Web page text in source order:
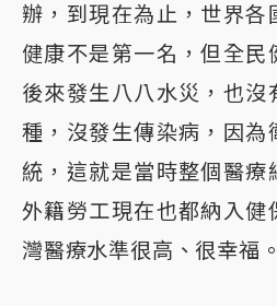
辦，到現在為止，世界各
健康不是第一名，但全民
後來發生八八水災，也沒
種，沒發生傳染病，因為
統，這就是當時整個醫療
外籍勞工現在也都納入健
灣醫療水準很高、很幸福。